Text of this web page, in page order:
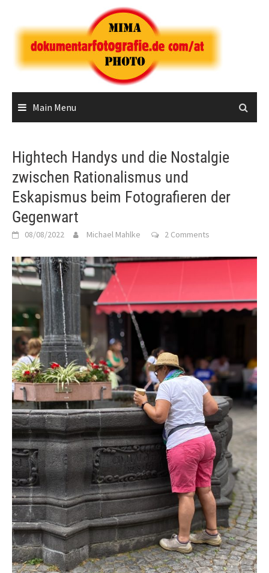
content
Main Menu
Hightech Handys und die Nostalgie
zwischen Rationalismus und
Eskapismus beim Fotografieren der
Gegenwart
08/08/2022 Michael Mahlke 2 Comments